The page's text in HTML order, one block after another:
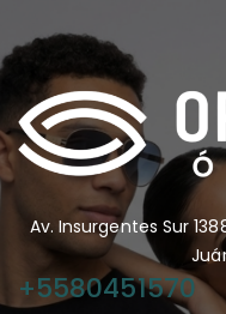
Av. Insurgentes Sur
+5580451570